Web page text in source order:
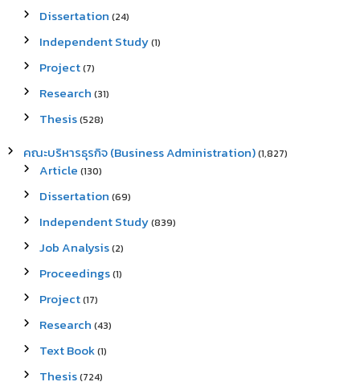
Dissertation (24)
Independent Study(1)
Project(7)
Research (31)
Thesis(528)
คณะบริหารธุรกิจ (Business Administration)(1,827)
Article (130)
Dissertation (69)
Independent Study(839)
Job Analysis(2)
Proceedings(1)
Project(17)
Research (43)
Text Book(1)
Thesis(724)